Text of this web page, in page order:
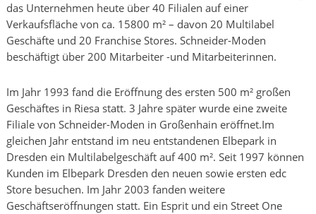
das Unternehmen heute über 40 Filialen auf einer
Verkaufsfläche von ca. 15800 m² – davon 20 Multilabel
Geschäfte und 20 Franchise Stores. Schneider-Moden
beschäftigt über 200 Mitarbeiter -und Mitarbeiterinnen.
Im Jahr 1993 fand die Eröffnung des ersten 500 m² großen
Geschäftes in Riesa statt. 3 Jahre später wurde eine zweite
Filiale von Schneider-Moden in Großenhain eröffnet.Im
gleichen Jahr entstand im neu entstandenen Elbepark in
Dresden ein Multilabelgeschäft auf 400 m². Seit 1997 können
Kunden im Elbepark Dresden den neuen sowie ersten edc
Store besuchen. Im Jahr 2003 fanden weitere
Geschäftseröffnungen statt. Ein Esprit und ein Street One